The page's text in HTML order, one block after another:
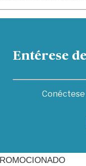
Entérese
Conéctese